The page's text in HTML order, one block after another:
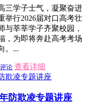
三学子士气，凝聚奋进
举行2026届对口高考壮
与莘莘学子齐聚校园，
，为即将奔赴高考考场
。...
论 查看详细
防欺凌专题讲座